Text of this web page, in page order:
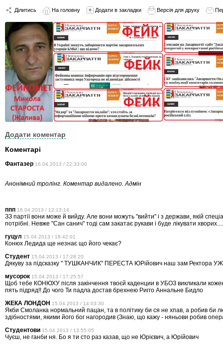
Ділитись На головну Додати в закладки Версія для друку
Додати коментар
Коментарі
Фантазер 16.04.2013 / 22:33:00
Анонімний тролінг. Коментар видалено. Адмін
ппп 16.04.2013 / 12:13:14
ЗЗ партії вони може й вийду. Але вони можуть "вийти" і з держави, якій
потрібні. Невже "Сан санич" тоді сам закатає рукави і буде лікувати хворих....
гуцул 15.04.2013 / 18:42:01
Конюх Ледида ще незнає що його чекає?
Студент 15.04.2013 / 17:28:20
Дякуву за підсказку " ТУШКАНЧИК" ПЕРЕСТА ЮРійович наш зам Ректора
мусорок 15.04.2013 / 17:25:57
Щоб тебе КОНЮХУ після закінчення твоєй каденции в УБОЗ викликали кожен
пять підряд!! До чого Ти падла достав брехнею Ригго Аннальне Бидло
ЖЕКА ЛОНДОН 15.04.2013 / 14:03:30
Якби Смоланка нормальний пацан, та в політику би ся не хпав, а робив би
здібностями, якими його бог нагородив (Знаю, що кажу - няньови робив
Студентови 15.04.2013 / 13:55:05
Чуєш, не ганби ня. Бо я ти сто раз казав, що не Юрієвич, а Юрійович